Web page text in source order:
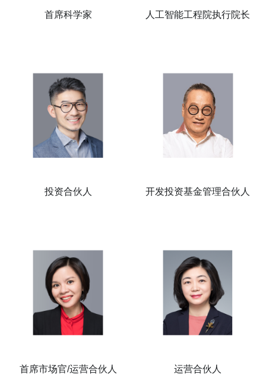
首席科学家 人工智能工程院执行院长
投资合伙人 开发投资基金管理合伙人
首席市场官/运营合伙人 运营合伙人